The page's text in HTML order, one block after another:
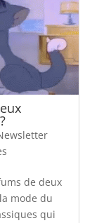
de deux
mode du
qui